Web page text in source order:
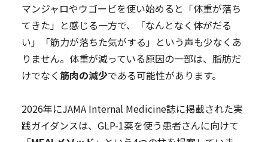
マンジャロやウゴービを使い始めると「体重が落ち
てきた」と感じる一方で、「なんとなく体がだる
い」「筋力が落ちた気がする」という声も少なくあ
りません。体重が減っている原因の一部は、脂肪だ
けでなく 筋肉の減少である可能性があります。
2026年にJAMA Internal Medicine誌に掲載された実
践ガイダンスは、GLP-1薬を使う患者さんに向けて